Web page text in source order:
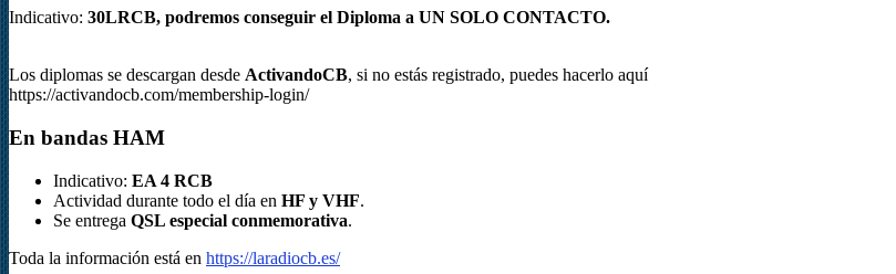
Indicativo: 30LRCB, podremos conseguir el Diploma a UN SOLO CONTACTO.
Los diplomas se descargan desde ActivandoCB, si no estás registrado, puedes hacerlo aquí
https://activandocb.com/membership-login/
En bandas HAM
Indicativo: EA 4 RCB
Actividad durante todo el día en HF y VHF.
Se entrega QSL especial conmemorativa.
Toda la información está en https://laradiocb.es/